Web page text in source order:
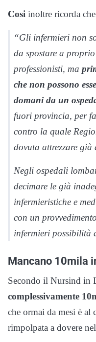
Cosi inoltre ricorda
“Gli infermieri non
da spostare a
professionisti, ma
che non possono
domani da un
fuori provincia, per
contro la quale
dovuta attrezzare già
Negli ospedali
decimare le già
infermieristiche e
con un
infermieri possibilità
Mancano 10mila
Secondo il Nursind in
complessivamente
che ormai da mesi è al
rimpolpata a dovere